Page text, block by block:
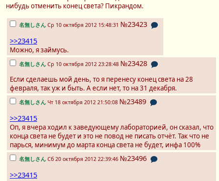
нибудь отменить конец света? Пикрандом.
名無しさん Ср 10 октября 2012 15:48:31 №23423
>>23415
Можно, я займусь.
名無しさん Ср 10 октября 2012 23:28:48 №23428
Если сделаешь мой день, то я перенесу конец света на 28
февраля, так уж и быть. А если нет, то на 31 декабря.
名無しさん Чт 18 октября 2012 21:50:08 №23489
>>23415
Оп, я вчера ходил к заведующему лабораторией, он сказал, что
конца света не будет и это не повод не писать отчёт. Так что не
парься, минимум до марта конца света не будет, инфа 100%
名無しさん Сб 20 октября 2012 22:39:46 №23496
>>23415